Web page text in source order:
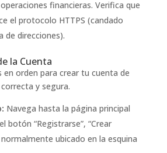
financieras. Verifica que
el protocolo HTTPS (candado
de direcciones).
la Cuenta
en orden para crear tu cuenta de
y segura.
Navega hasta la página principal
botón “Registrarse”, “Crear
ubicado en la esquina